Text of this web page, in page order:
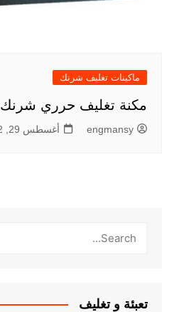
ماكينات تغليف شرنك
مكنة تغليف حرري شرنك
engmansy أغسطس 29, 2022
تعبئة و تغليف